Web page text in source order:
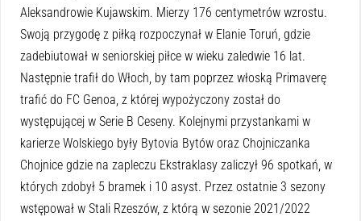
Aleksandrowie Kujawskim. Mierzy 176 centymetrów wzrostu.
Swoją przygodę z piłką rozpoczynał w Elanie Toruń, gdzie
zadebiutował w seniorskiej piłce w wieku zaledwie 16 lat.
Następnie trafił do Włoch, by tam poprzez włoską Primaverę
trafić do FC Genoa, z której wypożyczony został do
występującej w Serie B Ceseny. Kolejnymi przystankami w
karierze Wolskiego były Bytovia Bytów oraz Chojniczanka
Chojnice gdzie na zapleczu Ekstraklasy zaliczył 96 spotkań, w
których zdobył 5 bramek i 10 asyst. Przez ostatnie 3 sezony
wstępował w Stali Rzeszów, z którą w sezonie 2021/2022